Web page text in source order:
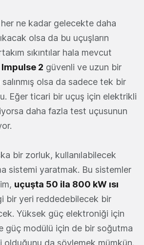
ne kadar gelecekte daha
olsa da bu uçuşların
sıkıntılar hala mevcut
2 güvenli ve uzun bir
olsa da sadece tek bir
Eğer ticari bir uçuş için elektrikli
daha fazla test uçusunun
bir zorluk, kullanılabilecek
sistemi yaratmak. Bu sistemler
uçuşta 50 ila 800 kW ısı
bir yeri reddedebilecek bir
Yüksek güç elektroniği için
güç modülü için de bir soğutma
olduğunu da söylemek mümkün.